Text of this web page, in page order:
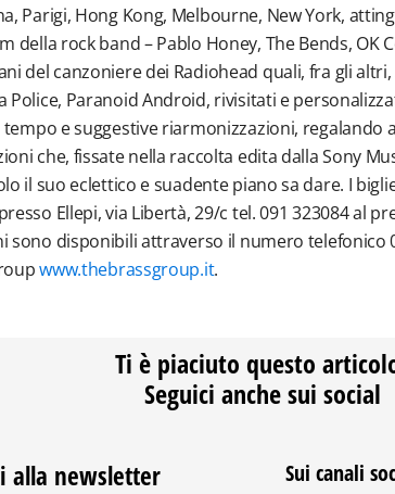
Parigi, Hong Kong, Melbourne, New York,
della rock band – Pablo Honey, The Bends, OK
del canzoniere dei Radiohead quali, fra gli
Police, Paranoid Android, rivisitati e
tempo e suggestive riarmonizzazioni, regalando
che, fissate nella raccolta edita dalla Sony
il suo eclettico e suadente piano sa dare. I
Ellepi, via Libertà, 29/c tel. 091 323084 al
sono disponibili attraverso il numero telefonico
www.thebrassgroup.it.
Ti è piaciuto questo
Seguici anche sui social
alla newsletter Sui canali